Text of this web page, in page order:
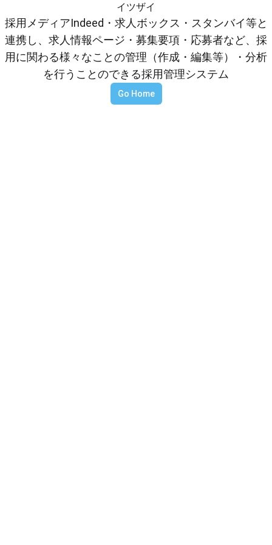
イツザイ
採用メディアIndeed・求人ボックス・スタンバイ等と
連携し、求人情報ページ・募集要項・応募者など、採
用に関わる様々なことの管理（作成・編集等）・分析
を行うことのできる採用管理システム
Go Home